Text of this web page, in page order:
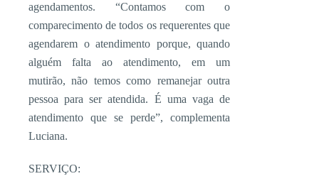
agendamentos. “Contamos com o
comparecimento de todos os requerentes que
agendarem o atendimento porque, quando
alguém falta ao atendimento, em um
mutirão, não temos como remanejar outra
pessoa para ser atendida. É uma vaga de
atendimento que se perde”, complementa
Luciana.
SERVIÇO: